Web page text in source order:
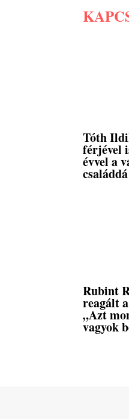
Tóth
férjével
évvel a
Rubint
reagált
„Azt
vagyok